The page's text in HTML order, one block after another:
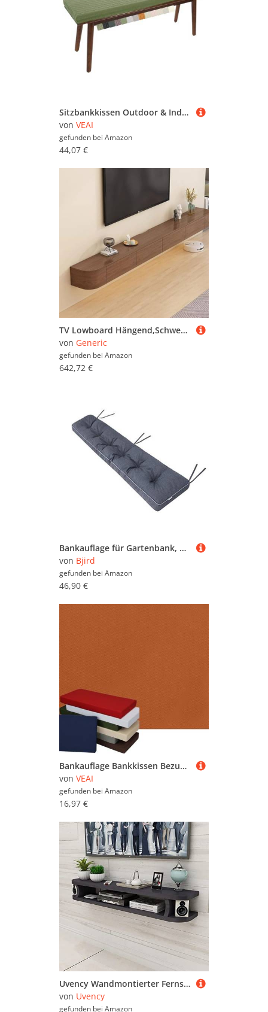
Sitzbankkissen Outdoor & Indoor - 120/130/160/180 x 30/35/40 cm - rutschfeste Bankauflage Bankpolster Sitzauflage, für Gartenbank, Erkerbank, Schaukel oder Veranda (2/3/4 Sitzer)(Colour7,130x45x5cm)
von VEAI
gefunden bei Amazon
44,07 €
TV Lowboard Hängend,Schwebender TV-Ständer,Modernes Schwebendes Entertainment-Center,Medienkonsole,mit herunterklappbaren Türen,Schubladen und Kabelmanagement,für Wohnzimmer(02,102.4"(260cm))
von Generic
gefunden bei Amazon
642,72 €
Bankauflage für Gartenbank, Polsterauflage, Sitzkissen, Bankkissen, Bankpolster mit 8 cm Dicke Polsterung, Auflage für Bänke, Made in EU - 150x40 cm - Marineblau
von Bjird
gefunden bei Amazon
46,90 €
Bankauflage Bankkissen Bezug rutschfest, 100/120/150/80x30/40CM Outdoor/Indoor Sitzkissenbezug Mit Reißverschluss, Waschbar Ersatzbezug, für Sitzauflage Bank Gartenbank Auflage(Karamell,120x35x8cm)
von VEAI
gefunden bei Amazon
16,97 €
Uvency Wandmontierter Fernsehschrank,Schwimmender Fernsehständer Für Kleine Wohnung,Einfacher Hängender Fernsehschrank Wohnzimmer Schlafzimmer Lagerregal/D / 80Cm/80Cm E/E
von Uvency
gefunden bei Amazon